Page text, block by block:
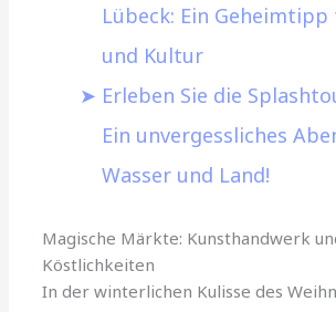
Lübeck: Ein
und Kultur
Erleben Sie die
Ein unvergessliches
Wasser und Land!
Magische Märkte: Kunsthandwerk
Köstlichkeiten
In der winterlichen Kulisse des